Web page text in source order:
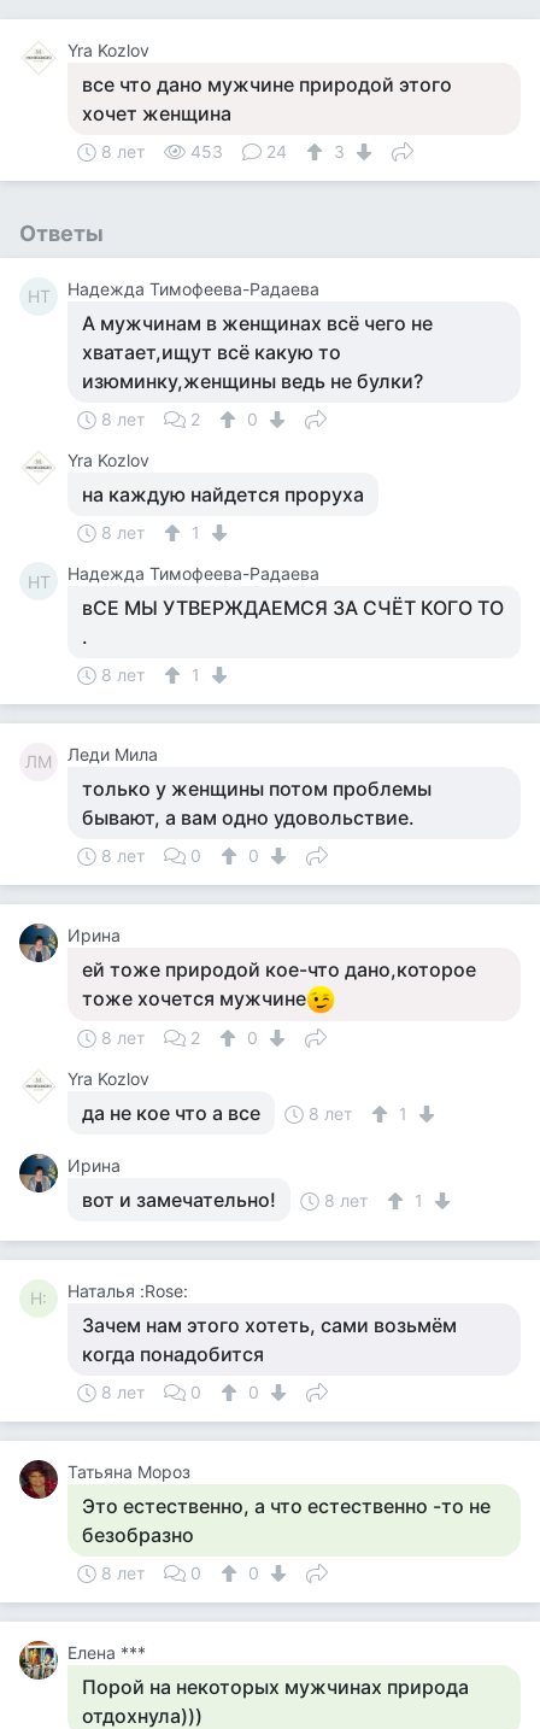
Yra Kozlov
все что дано мужчине природой этого
хочет женщина
8 лет 453 24 3
Ответы
НТ Надежда Тимофеева-Радаева
А мужчинам в женщинах всё чего не
хватает,ищут всё какую то
изюминку,женщины ведь не булки?
8 лет 2
0
Yra Kozlov
на каждую найдется проруха
8 лет 1
НТ Надежда Тимофеева-Радаева
вСЕ МЫ УТВЕРЖДАЕМСЯ ЗА СЧЁТ КОГО ТО
.
8 лет 1
ЛМ Леди Мила
только у женщины потом проблемы
бывают, а вам одно удовольствие.
8 лет 0 0
Ирина
ей тоже природой кое-что дано,которое
тоже хочется мужчине
8 лет 2
0
Yra Kozlov
да не кое что а все 8 лет 1
Ирина
вот и замечательно! 8 лет 1
Н: Наталья :Rose:
Зачем нам этого хотеть, сами возьмём
когда понадобится
8 лет 0 0
Татьяна Мороз
Это естественно, а что естественно -то не
безобразно
8 лет 0 0
Елена ***
Порой на некоторых мужчинах природа
отдохнула)))